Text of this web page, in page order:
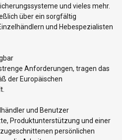
und vieles mehr.
über ein sorgfältig
und Hebespezialisten
Anforderungen, tragen das
der Europäischen
und Benutzer
Produktunterstützung und einer
persönlichen